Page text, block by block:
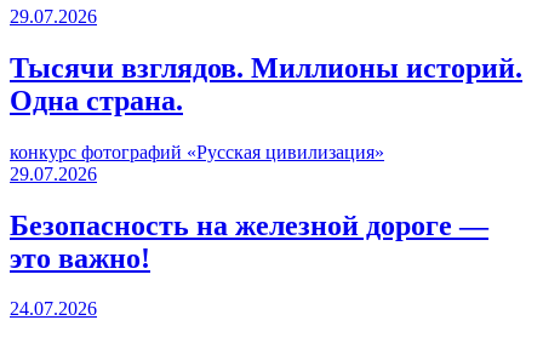
29.07.2026
Тысячи взглядов. Миллионы историй.
Одна страна.
конкурс фотографий «Русская цивилизация»
29.07.2026
Безопасность на железной дороге —
это важно!
24.07.2026